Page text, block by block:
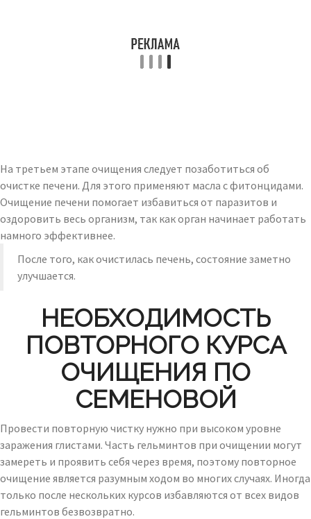
На третьем этапе очищения следует позаботиться об
очистке печени. Для этого применяют масла с фитонцидами.
Очищение печени помогает избавиться от паразитов и
оздоровить весь организм, так как орган начинает работать
намного эффективнее.
После того, как очистилась печень, состояние заметно
улучшается.
НЕОБХОДИМОСТЬ
ПОВТОРНОГО КУРСА
ОЧИЩЕНИЯ ПО
СЕМЕНОВОЙ
Провести повторную чистку нужно при высоком уровне
заражения глистами. Часть гельминтов при очищении могут
замереть и проявить себя через время, поэтому повторное
очищение является разумным ходом во многих случаях. Иногда
только после нескольких курсов избавляются от всех видов
гельминтов безвозвратно.